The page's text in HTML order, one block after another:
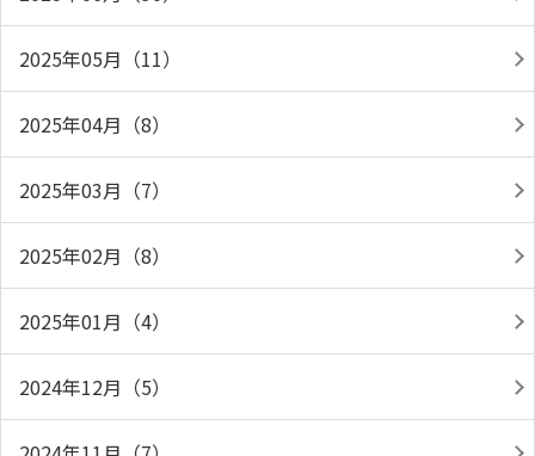
2025年05月（11）
2025年04月（8）
2025年03月（7）
2025年02月（8）
2025年01月（4）
2024年12月（5）